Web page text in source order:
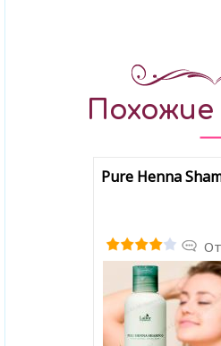
Pure Henna